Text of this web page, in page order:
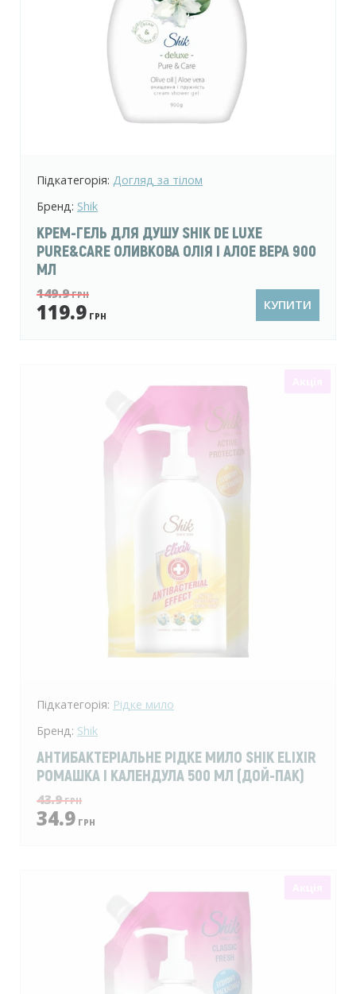
Підкатегорія: Догляд за тілом
Бренд: Shik
КРЕМ-ГЕЛЬ ДЛЯ ДУШУ SHIK DE LUXE
PURE&CARE ОЛИВКОВА ОЛІЯ І АЛОЕ ВЕРА 900
МЛ
149.9ГРН
119.9 ГРН
КУПИТИ
Підкатегорія: Рідке мило
Бренд: Shik
АНТИБАКТЕРІАЛЬНЕ РІДКЕ МИЛО SHIK ELIXIR
РОМАШКА І КАЛЕНДУЛА 500 МЛ (ДОЙ-ПАК)
43.9ГРН
34.9 ГРН